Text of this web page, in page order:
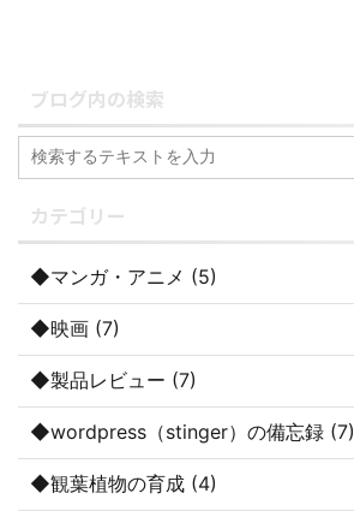
ブログ内の検索
カテゴリー
◆マンガ・アニメ (5)
◆映画 (7)
◆製品レビュー (7)
◆wordpress（stinger）の備忘録 (7)
◆観葉植物の育成 (4)